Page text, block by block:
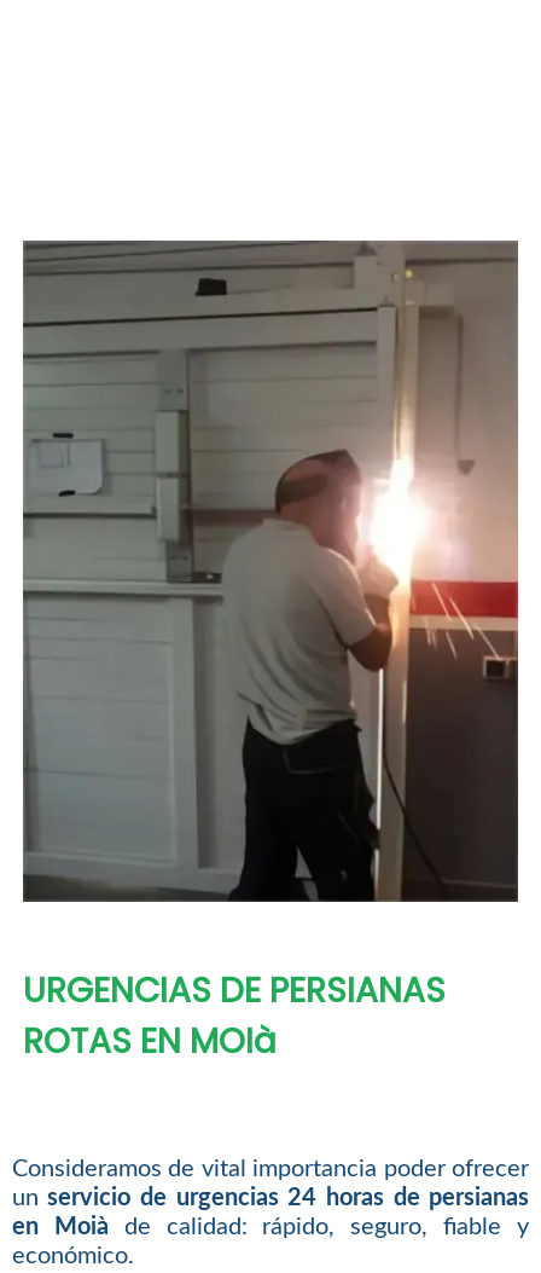
URGENCIAS DE PERSIANAS
ROTAS EN MOIà
Consideramos de vital importancia poder ofrecer
unservicio de urgencias 24 horas de persianas
en Moià de calidad: rápido, seguro, fiable y
económico.